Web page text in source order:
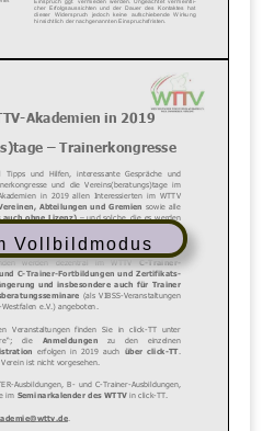
Vollbildmodus